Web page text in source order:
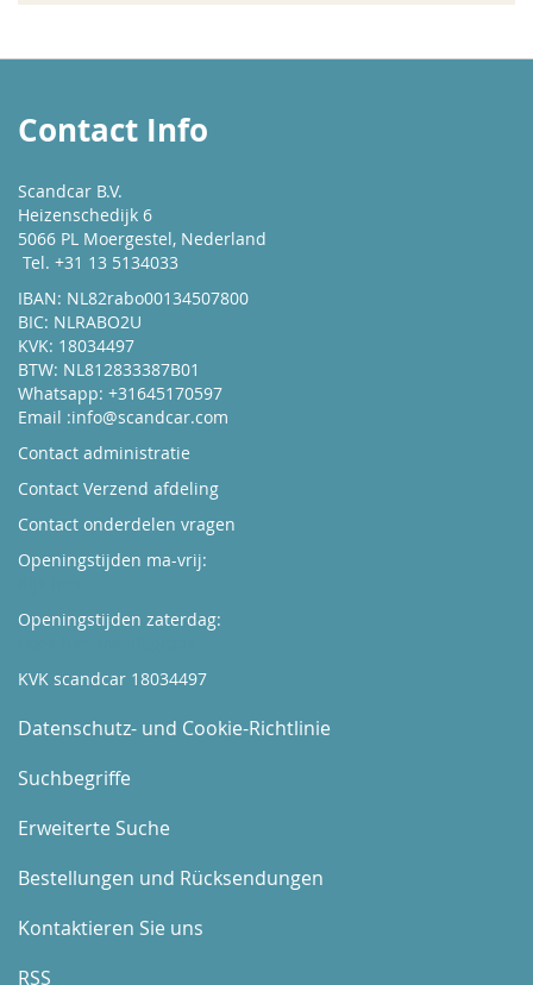
Contact Info
Scandcar B.V.
Heizenschedijk 6
5066 PL Moergestel, Nederland
Tel. +31 13 5134033
IBAN: NL82rabo00134507800
BIC: NLRABO2U
KVK: 18034497
BTW: NL812833387B01
Whatsapp: +31645170597
Email :info@scandcar.com
Contact administratie
Contact Verzend afdeling
Contact onderdelen vragen
Openingstijden ma-vrij:
Openingstijden zaterdag:
KVK scandcar 18034497
Datenschutz- und Cookie-Richtlinie
Suchbegriffe
Erweiterte Suche
Bestellungen und Rücksendungen
Kontaktieren Sie uns
RSS